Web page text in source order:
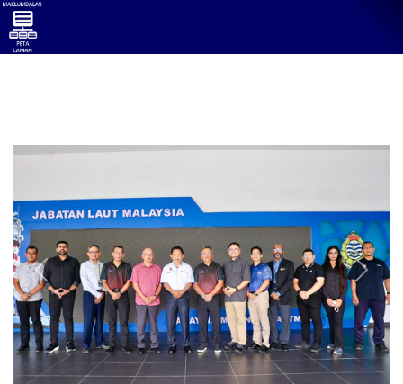
Previous Next